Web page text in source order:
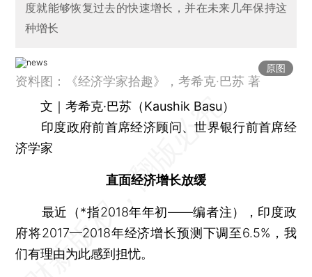
度就能够恢复过去的快速增长，并在未来几年保持这
种增长
原图
资料图：《经济学家拾趣》，考希克·巴苏 著
文｜考希克·巴苏（Kaushik Basu）
印度政府前首席经济顾问、世界银行前首席经
济学家
直面经济增长放缓
最近（*指2018年年初——编者注），印度政
府将2017—2018年经济增长预测下调至6.5%，我
们有理由为此感到担忧。